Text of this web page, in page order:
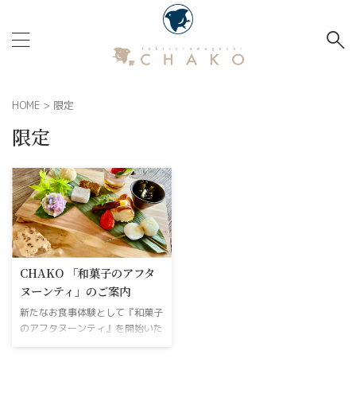
HOME > 限定
限定
CHAKO 「和菓子のアフタ
ヌーンティ」のご案内
新たなお食事体験として『和菓子
のアフタヌーンティ』を開始いた
します。 他のゲストが不在だか